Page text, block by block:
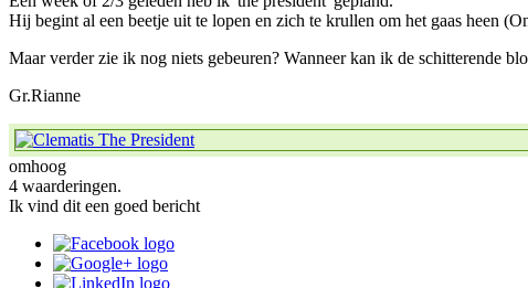
Hij begint al een beetje uit te lopen en zich te krullen om het gaas heen
Maar verder zie ik nog niets gebeuren? Wanneer kan ik de schitterende
Gr.Rianne
omhoog
4 waarderingen.
Ik vind dit een goed bericht